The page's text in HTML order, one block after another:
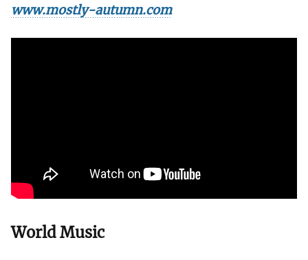
www.mostly-autumn.com
World Music